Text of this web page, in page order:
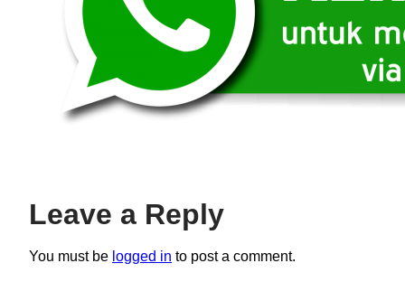
Leave a Reply
You must be logged in to post a comment.